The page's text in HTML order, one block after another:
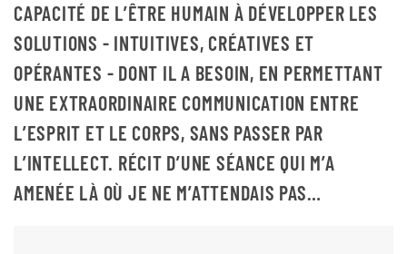
CAPACITÉ DE L’ÊTRE HUMAIN À DÉVELOPPER LES
SOLUTIONS - INTUITIVES, CRÉATIVES ET
OPÉRANTES - DONT IL A BESOIN, EN PERMETTANT
UNE EXTRAORDINAIRE COMMUNICATION ENTRE
L’ESPRIT ET LE CORPS, SANS PASSER PAR
L’INTELLECT. RÉCIT D’UNE SÉANCE QUI M’A
AMENÉE LÀ OÙ JE NE M’ATTENDAIS PAS…